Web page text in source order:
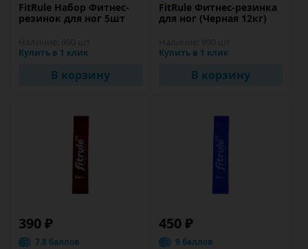
FitRule Набор Фитнес-
резинок для ног 5шт
Купить в 1 клик
В корзину
FitRule Фитнес-резинка
для ног (Черная 12кг)
Купить в 1 клик
В корзину
390 ₽
7.8 баллов
450 ₽
9 баллов